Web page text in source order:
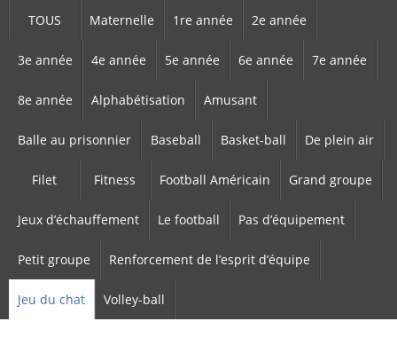
TOUS Maternelle 1re année 2e année
3e année 4e année 5e année 6e année 7e année
8e année Alphabétisation Amusant
Balle au prisonnier Baseball Basket-ball De plein air
Filet Fitness Football Américain Grand groupe
Jeux d’échauffement Le football Pas d’équipement
Petit groupe Renforcement de l’esprit d’équipe
Jeu du chat Volley-ball